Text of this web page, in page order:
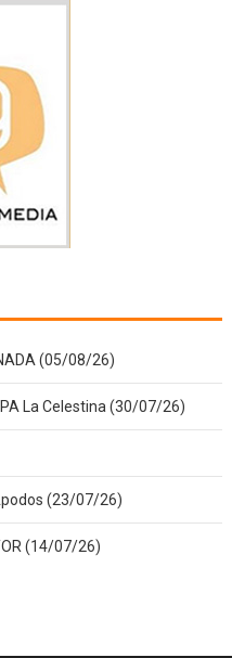
(05/08/26)
La Celestina (30/07/26)
(23/07/26)
(14/07/26)